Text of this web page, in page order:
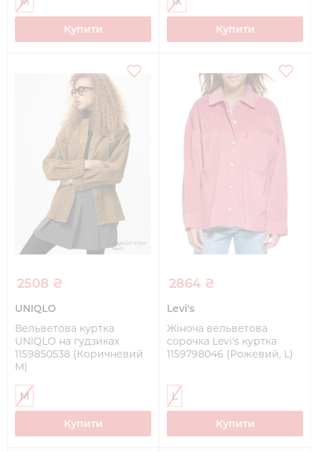
Купити Купити
2508 ₴
UNIQLO
Вельветова куртка
UNIQLO на гудзиках
1159850538 (Коричневий
M)
M
Купити
2864 ₴
Levi's
Жіноча вельветова
сорочка Levi's куртка
1159798046 (Рожевий, L)
L
Купити